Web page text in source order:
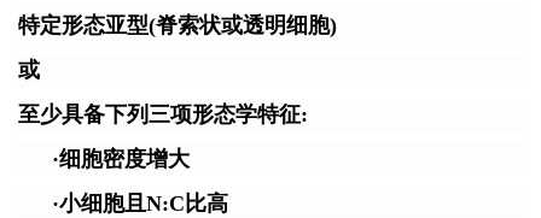
特定形态亚型(脊索状或透明细胞)
或
至少具备下列三项形态学特征:
·细胞密度增大
·小细胞且N:C比高